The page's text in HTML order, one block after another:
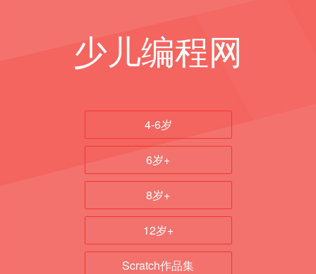
少儿编程网
4-6岁
6岁+
8岁+
12岁+
Scratch作品集